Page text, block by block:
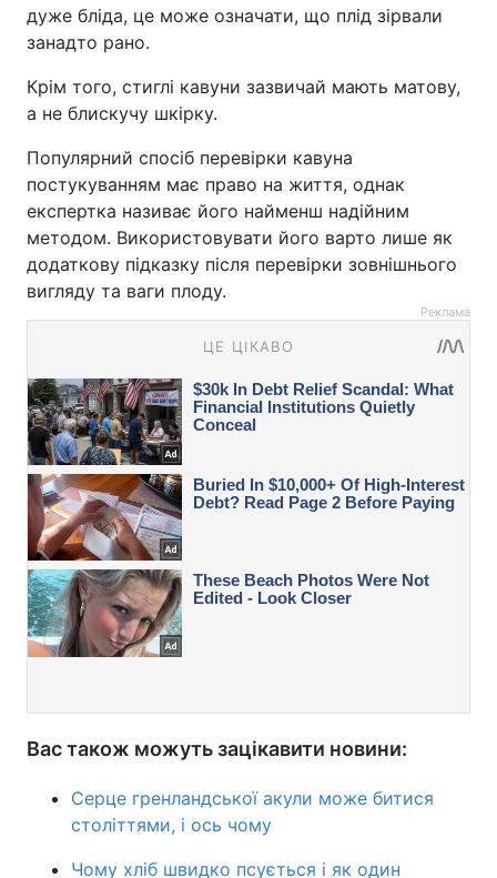
дуже бліда, це може означати, що плід зірвали
занадто рано.
Крім того, стиглі кавуни зазвичай мають матову,
а не блискучу шкірку.
Популярний спосіб перевірки кавуна
постукуванням має право на життя, однак
експертка називає його найменш надійним
методом. Використовувати його варто лише як
додаткову підказку після перевірки зовнішнього
вигляду та ваги плоду.
Реклама
Вас також можуть зацікавити новини:
Серце гренландської акули може битися
століттями, і ось чому
Чому хліб швидко псується і як один